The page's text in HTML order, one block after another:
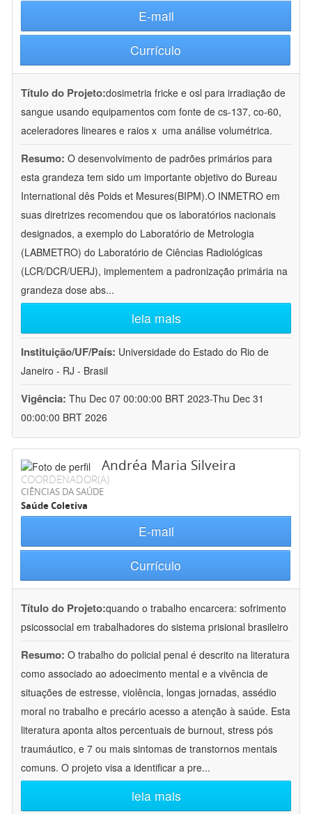
E-mail
Currículo
Título do Projeto:dosimetria fricke e osl para irradiação de
sangue usando equipamentos com fonte de cs-137, co-60,
aceleradores lineares e raios x  uma análise volumétrica.
Resumo: O desenvolvimento de padrões primários para
esta grandeza tem sido um importante objetivo do Bureau
International dês Poids et Mesures(BIPM).O INMETRO em
suas diretrizes recomendou que os laboratórios nacionais
designados, a exemplo do Laboratório de Metrologia
(LABMETRO) do Laboratório de Ciências Radiológicas
(LCR/DCR/UERJ), implementem a padronização primária na
grandeza dose abs...
leia mais
Instituição/UF/País: Universidade do Estado do Rio de
Janeiro - RJ - Brasil
Vigência: Thu Dec 07 00:00:00 BRT 2023-Thu Dec 31
00:00:00 BRT 2026
Andréa Maria Silveira
COORDENADOR(A)
CIÊNCIAS DA SAÚDE
Saúde Coletiva
E-mail
Currículo
Título do Projeto:quando o trabalho encarcera: sofrimento
psicossocial em trabalhadores do sistema prisional brasileiro
Resumo: O trabalho do policial penal é descrito na literatura
como associado ao adoecimento mental e a vivência de
situações de estresse, violência, longas jornadas, assédio
moral no trabalho e precário acesso a atenção à saúde. Esta
literatura aponta altos percentuais de burnout, stress pós
traumáutico, e 7 ou mais sintomas de transtornos mentais
comuns. O projeto visa a identificar a pre...
leia mais